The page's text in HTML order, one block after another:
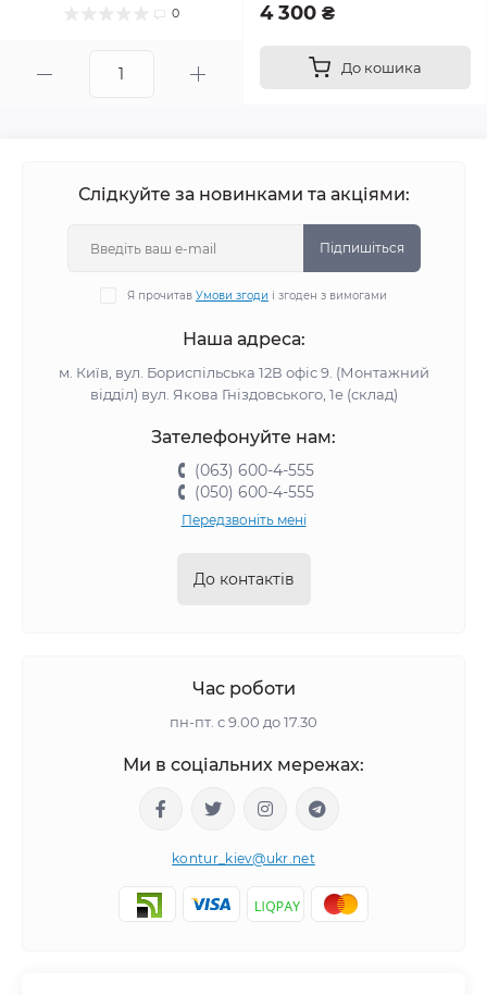
0 4 300 ₴
До кошика
Слідкуйте за новинками та акціями:
Підпишіться
Я прочитав Умови згоди і згоден з вимогами
Наша адреса:
м. Київ, вул. Бориспільська 12В офіс 9. (Монтажний
відділ) вул. Якова Гніздовського, 1е (склад)
Зателефонуйте нам:
(063) 600-4-555
(050) 600-4-555
Передзвоніть мені
До контактів
Час роботи
пн-пт. с 9.00 до 17.30
Ми в соціальних мережах:
kontur_kiev@ukr.net